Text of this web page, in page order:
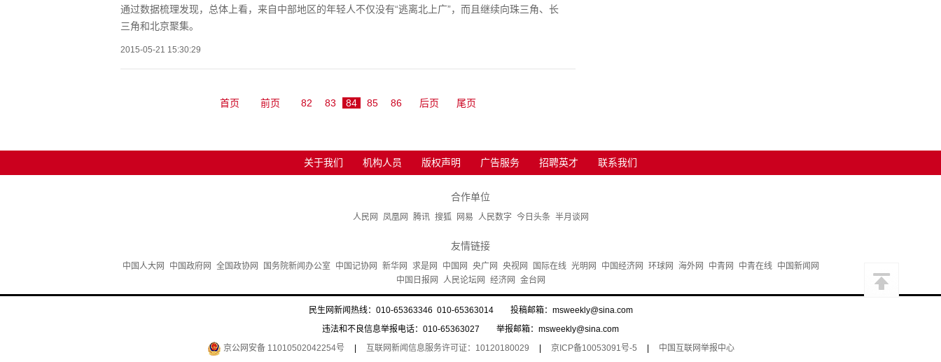
通过数据梳理发现，总体上看，来自中部地区的年轻人不仅没有“逃离北上广”，而且继续向珠三角、长
三角和北京聚集。
2015-05-21 15:30:29
首页 前页 82 83 84 85 86 后页 尾页
关于我们 机构人员 版权声明 广告服务 招聘英才 联系我们
合作单位
人民网 凤凰网 腾讯 搜狐 网易 人民数字 今日头条 半月谈网
友情链接
中国人大网 中国政府网 全国政协网 国务院新闻办公室 中国记协网 新华网 求是网 中国网 央广网 央视网 国际在线 光明网 中国经济网 环球网 海外网 中青网 中青在线
中国新闻网
中国日报网
人民论坛网 经济网 金台网
民生网新闻热线：010-65363346 010-65363014 投稿邮箱：msweekly@sina.com
违法和不良信息举报电话：010-65363027 举报邮箱：msweekly@sina.com
京公网安备 11010502042254号
互联网新闻信息服务许可证：10120180029 京ICP备10053091号-5 中国互联网举报中心